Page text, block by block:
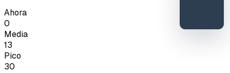
Ahora
0
Media
13
Pico
30